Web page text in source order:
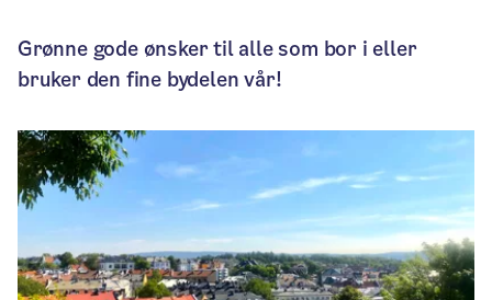
Grønne gode ønsker til alle som bor i eller
bruker den fine bydelen vår!